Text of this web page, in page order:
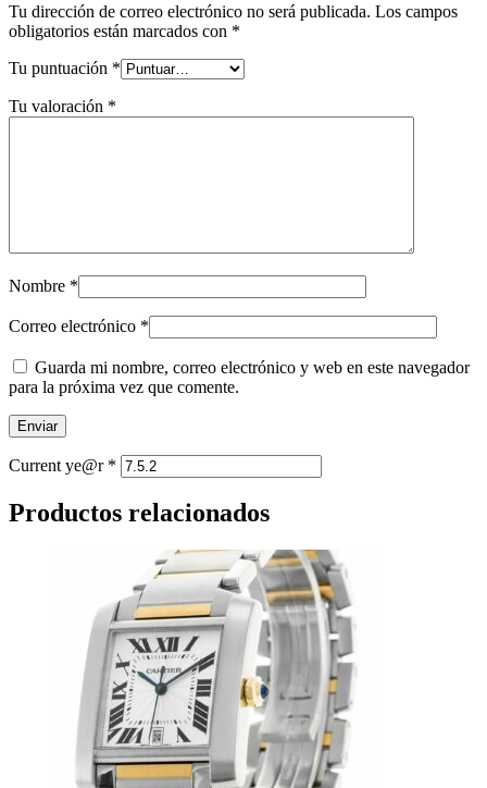
Tu dirección de correo electrónico no será publicada. Los campos
obligatorios están marcados con *
Tu puntuación *
Tu valoración *
Nombre *
Correo electrónico *
Guarda mi nombre, correo electrónico y web en este navegador
para la próxima vez que comente.
Current ye@r *
Productos relacionados